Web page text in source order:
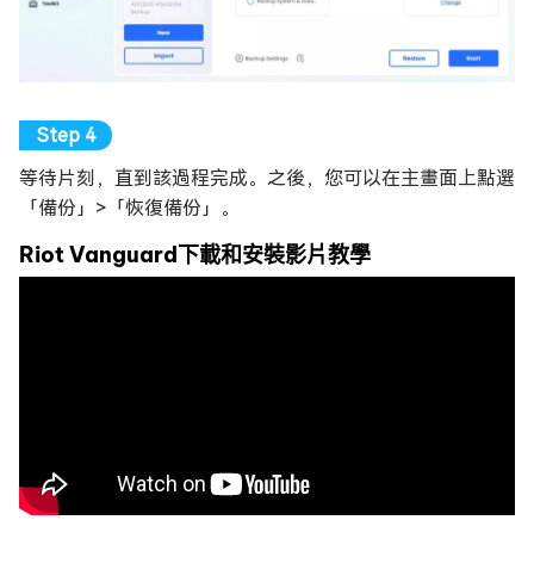
等待片刻，直到該過程完成。之後，您可以在主畫面上點選
「備份」>「恢復備份」。
Riot Vanguard下載和安裝影片教學